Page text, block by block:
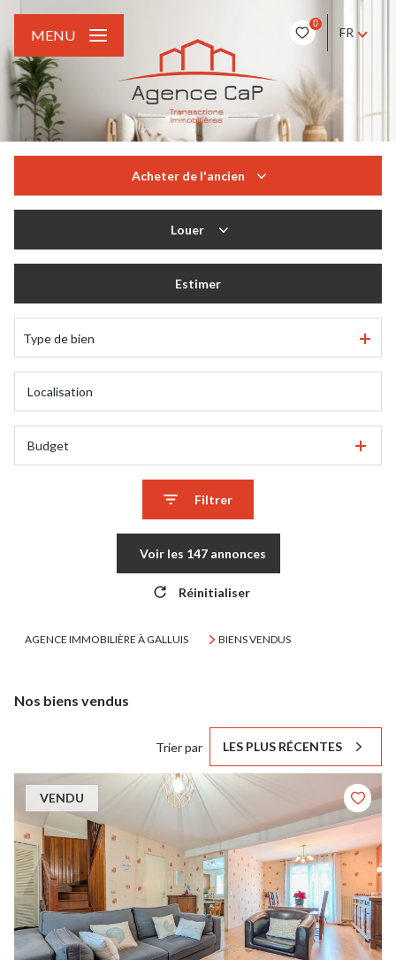
0
FR
MENU
Acheter de l'ancien
Louer
Estimer
Type de bien
Budget
Filtrer
Voir les 147annonces
Réinitialiser
AGENCE IMMOBILIÈRE À GALLUIS BIENS VENDUS
Nos biens vendus
Trier par LES PLUS RÉCENTES
VENDU